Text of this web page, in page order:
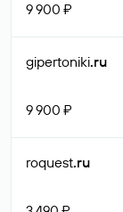
9 900 ₽
gipertoniki.ru
9 900 ₽
roquest.ru